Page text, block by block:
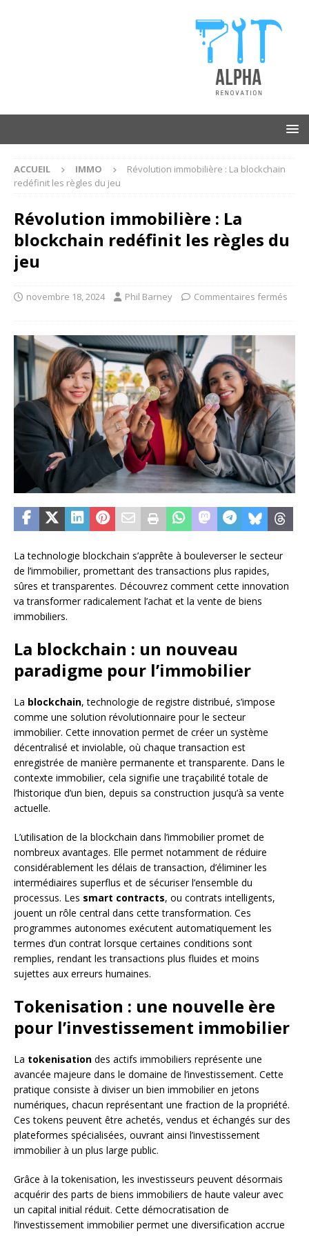
ACCUEIL IMMO
Révolution immobilière : La blockchain
redéfinit les règles du jeu
Révolution immobilière : La
blockchain redéfinit les règles du
jeu
novembre 18, 2024 Phil Barney Commentaires fermés
La technologie blockchain s’apprête à bouleverser le secteur
de l’immobilier, promettant des transactions plus rapides,
sûres et transparentes. Découvrez comment cette innovation
va transformer radicalement l’achat et la vente de biens
immobiliers.
La blockchain : un nouveau
paradigme pour l’immobilier
La blockchain, technologie de registre distribué, s’impose
comme une solution révolutionnaire pour le secteur
immobilier. Cette innovation permet de créer un système
décentralisé et inviolable, où chaque transaction est
enregistrée de manière permanente et transparente. Dans le
contexte immobilier, cela signifie une traçabilité totale de
l’historique d’un bien, depuis sa construction jusqu’à sa vente
actuelle.
L’utilisation de la blockchain dans l’immobilier promet de
nombreux avantages. Elle permet notamment de réduire
considérablement les délais de transaction, d’éliminer les
intermédiaires superflus et de sécuriser l’ensemble du
processus. Les smart contracts, ou contrats intelligents,
jouent un rôle central dans cette transformation. Ces
programmes autonomes exécutent automatiquement les
termes d’un contrat lorsque certaines conditions sont
remplies, rendant les transactions plus fluides et moins
sujettes aux erreurs humaines.
Tokenisation : une nouvelle ère
pour l’investissement immobilier
La tokenisation des actifs immobiliers représente une
avancée majeure dans le domaine de l’investissement. Cette
pratique consiste à diviser un bien immobilier en jetons
numériques, chacun représentant une fraction de la propriété.
Ces tokens peuvent être achetés, vendus et échangés sur des
plateformes spécialisées, ouvrant ainsi l’investissement
immobilier à un plus large public.
Grâce à la tokenisation, les investisseurs peuvent désormais
acquérir des parts de biens immobiliers de haute valeur avec
un capital initial réduit. Cette démocratisation de
l’investissement immobilier permet une diversification accrue